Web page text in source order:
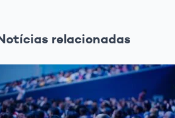
relacionadas